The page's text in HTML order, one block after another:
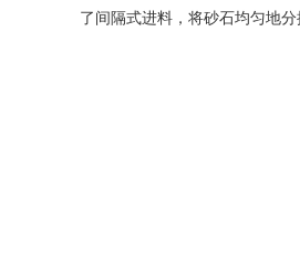
了间隔式进料，将砂石均匀地